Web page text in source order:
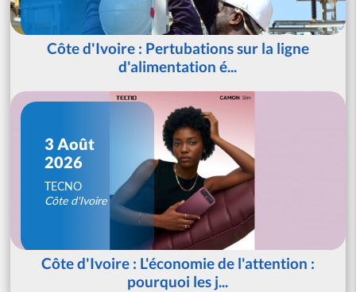
Côte d'Ivoire : Pertubations sur la ligne
d'alimentation é...
3 Août
2026
TECNO
Côte d'Ivoire
Côte d'Ivoire : L'économie de l'attention :
pourquoi les j...